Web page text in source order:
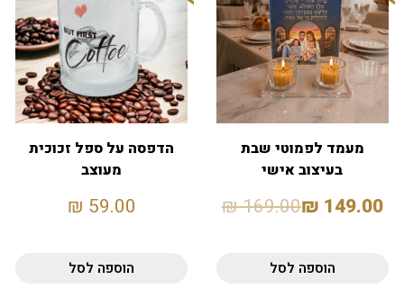
מעמד לפמוטי שבת
בעיצוב אישי
149.00
₪
169.00
₪
הוספה לסל
הדפסה על ספל זכוכית
מעוצב
59.00
₪
הוספה לסל